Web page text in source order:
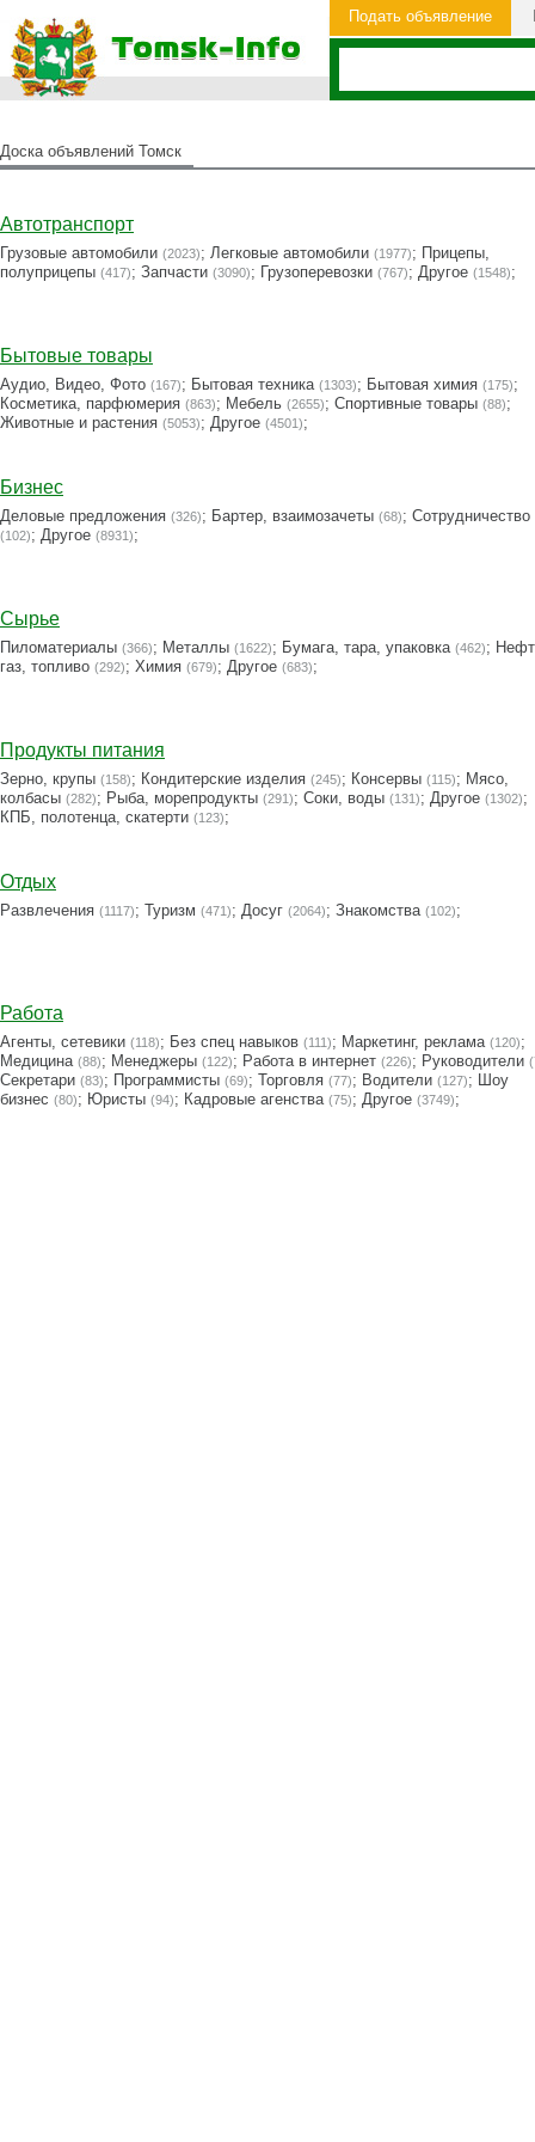
Подать объявление
Доска объявлений Томск
Автотранспорт
Грузовые автомобили (2023); Легковые автомобили (1977); Прицепы,
полуприцепы (417); Запчасти (3090); Грузоперевозки (767); Другое (1548);
Бытовые товары
Аудио, Видео, Фото (167); Бытовая техника (1303); Бытовая химия (175);
Косметика, парфюмерия (863); Мебель (2655); Cпортивные товары (88);
Животные и растения (5053); Другое (4501);
Бизнес
Деловые предложения (326); Бартер, взаимозачеты (68); Сотрудничество
(102); Другое (8931);
Сырье
Пиломатериалы (366); Металлы (1622); Бумага, тара, упаковка (462);
газ, топливо (292); Химия (679); Другое (683);
Продукты питания
Зерно, крупы (158); Кондитерские изделия (245); Консервы (115); Мясо,
колбасы (282); Рыба, морепродукты (291); Соки, воды (131); Другое (1302);
КПБ, полотенца, скатерти (123);
Отдых
Развлечения (1117); Туризм (471); Досуг (2064); Знакомства (102);
Работа
Агенты, сетевики (118); Без спец навыков (111); Маркетинг, реклама (120);
Медицина (88); Менеджеры (122); Работа в интернет (226); Руководители
Секретари (83); Программисты (69); Торговля (77); Водители (127); Шоу
бизнес (80); Юристы (94); Кадровые агенства (75); Другое (3749);